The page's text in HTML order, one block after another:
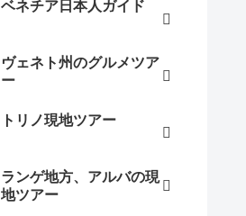
ベネチア日本人ガイド
ヴェネト州のグルメツア
ー
トリノ現地ツアー
ランゲ地方、アルバの現
地ツアー